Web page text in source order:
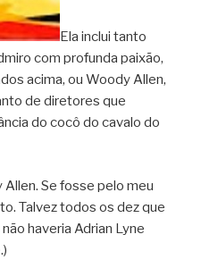
Ela inclui tanto
com profunda paixão,
acima, ou Woody Allen,
de diretores que
do cocô do cavalo do
Se fosse pelo meu
Talvez todos os dez que
haveria Adrian Lyne